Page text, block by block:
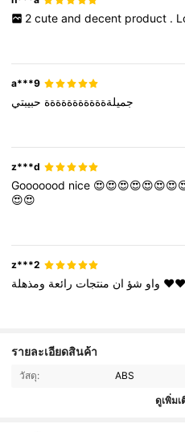
2 cute and decent product .
a***9
جميلةةةةةةةةةةةة حبيبتي
z***d
Gooooood nice
😍😍
z***2
واو شؤ ان منتجات رائعة
รายละเอียดสินค้า
วัสดุ: ABS
ดูเพิ่มเ
4.94
9.7K ผู้ติดตาม